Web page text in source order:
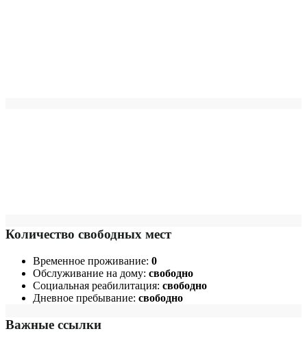
Количество свободных мест
Временное проживание: 0
Обслуживание на дому: свободно
Социальная реабилитация: свободно
Дневное пребывание: свободно
Важные ссылки